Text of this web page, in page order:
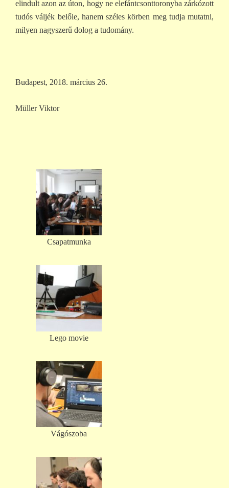
elindult azon az úton, hogy ne elefántcsonttoronyba zárkózott
tudós váljék belőle, hanem széles körben meg tudja mutatni,
milyen nagyszerű dolog a tudomány.
Budapest, 2018. március 26.
Müller Viktor
Csapatmunka
Lego movie
Vágószoba